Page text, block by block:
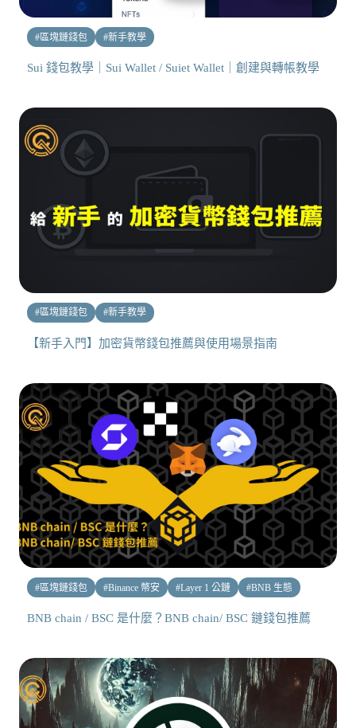
#區塊鏈錢包 #新手教學
Sui 錢包教學｜Sui Wallet / Suiet Wallet｜創建與轉帳教學
#區塊鏈錢包 #新手教學
【新手入門】加密貨幣錢包推薦與使用場景指南
#區塊鏈錢包 #Binance 幣安 #Layer 1 公鏈 #BNB 生態
BNB chain / BSC 是什麼？BNB chain/ BSC 鏈錢包推薦